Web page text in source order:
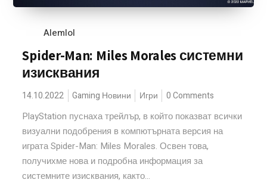
Alemlol
Spider-Man: Miles Morales системни
изисквания
14.10.2022 Gaming Новини Игри 0 Comments
PlayStation пуснаха трейлър, в който показват всички
визуални подобрения в компютърната версия на
играта Spider-Man: Miles Morales. Освен това,
получихме нова и подробна информация за
системните изисквания, както...